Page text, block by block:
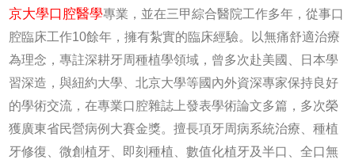
京大學口腔醫學專業，並在三甲綜合醫院工作多年，從事口
腔臨床工作10餘年，擁有紮實的臨床經驗。以無痛舒適治療
為理念，專註深耕牙周種植學領域，曾多次赴美國、日本學
習深造，與紐約大學、北京大學等國內外資深專家保持良好
的學術交流，在專業口腔雜誌上發表學術論文多篇，多次榮
獲廣東省民營病例大賽金獎。擅長項牙周病系統治療、種植
牙修復、微創植牙、即刻種植、數值化植牙及半口、全口無